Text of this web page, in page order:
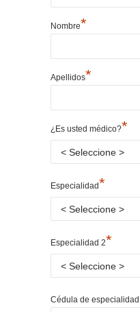
Nombre*
Apellidos*
¿Es usted médico?*
Especialidad*
Especialidad 2*
Cédula de especialidad